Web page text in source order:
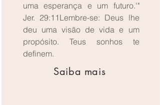
uma esperança e um futuro.'"
Jer. 29:11Lembre-se: Deus lhe
deu uma visão de vida e um
propósito. Teus sonhos te
definem.
Saiba mais